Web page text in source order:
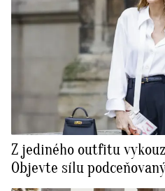
Z jediného outfitu
Objevte sílu